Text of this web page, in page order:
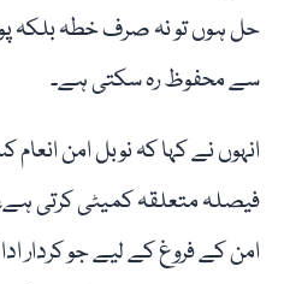
حل ہوں تو نہ صرف خطہ بلکہ
سے محفوظ رہ سکتی ہے۔
انہوں نے کہا کہ نوبل امن
فیصلہ متعلقہ کمیٹی کرتی
امن کے فروغ کے لیے جو کردار